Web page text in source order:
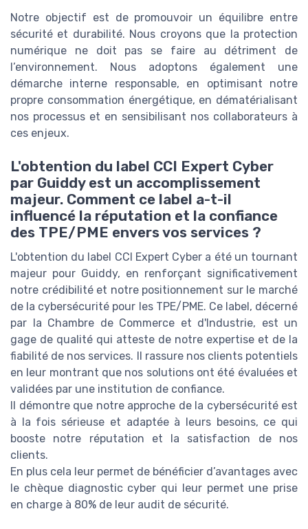
Notre objectif est de promouvoir un équilibre entre
sécurité et durabilité. Nous croyons que la protection
numérique ne doit pas se faire au détriment de
l’environnement. Nous adoptons également une
démarche interne responsable, en optimisant notre
propre consommation énergétique, en dématérialisant
nos processus et en sensibilisant nos collaborateurs à
ces enjeux.
L'obtention du label CCI Expert Cyber
par Guiddy est un accomplissement
majeur. Comment ce label a-t-il
influencé la réputation et la confiance
des TPE/PME envers vos services ?
L'obtention du label CCI Expert Cyber a été un tournant
majeur pour Guiddy, en renforçant significativement
notre crédibilité et notre positionnement sur le marché
de la cybersécurité pour les TPE/PME. Ce label, décerné
par la Chambre de Commerce et d'Industrie, est un
gage de qualité qui atteste de notre expertise et de la
fiabilité de nos services. Il rassure nos clients potentiels
en leur montrant que nos solutions ont été évaluées et
validées par une institution de confiance.
Il démontre que notre approche de la cybersécurité est
à la fois sérieuse et adaptée à leurs besoins, ce qui
booste notre réputation et la satisfaction de nos
clients.
En plus cela leur permet de bénéficier d’avantages avec
le chèque diagnostic cyber qui leur permet une prise
en charge à 80% de leur audit de sécurité.